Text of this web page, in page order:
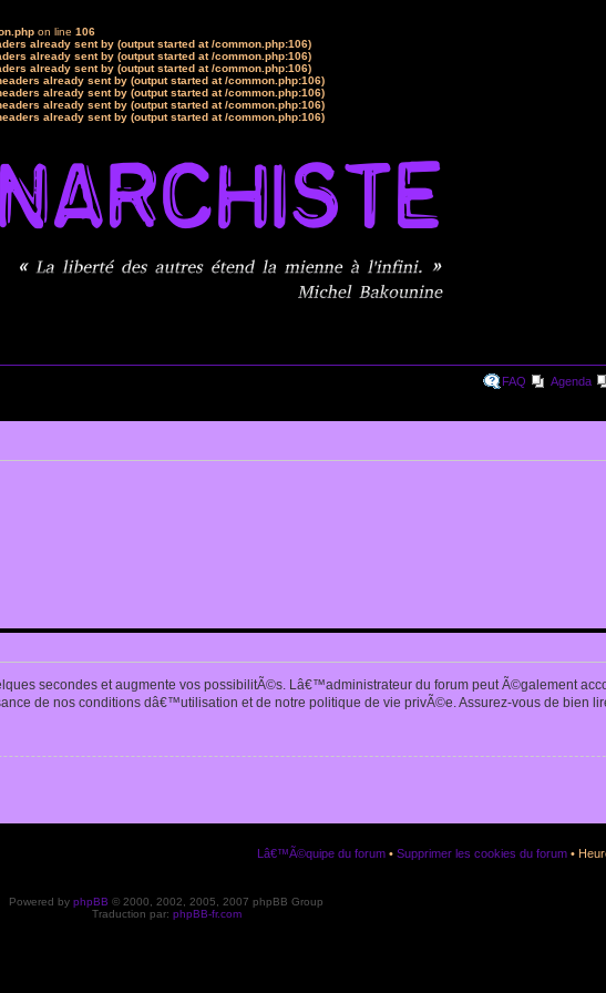
on line 106
already sent by (output started at /common.php:106)
already sent by (output started at /common.php:106)
already sent by (output started at /common.php:106)
already sent by (output started at /common.php:106)
already sent by (output started at /common.php:106)
already sent by (output started at /common.php:106)
already sent by (output started at /common.php:106)
FAQ Agenda
secondes et augmente vos possibilitÃ©s. Lâ€™administrateur du forum peut Ã©galement
de nos conditions dâ€™utilisation et de notre politique de vie privÃ©e. Assurez-vous de bien
Lâ€™Ã©quipe du forum • Supprimer les cookies du forum •
Powered by phpBB © 2000, 2002, 2005, 2007 phpBB Group
Traduction par: phpBB-fr.com